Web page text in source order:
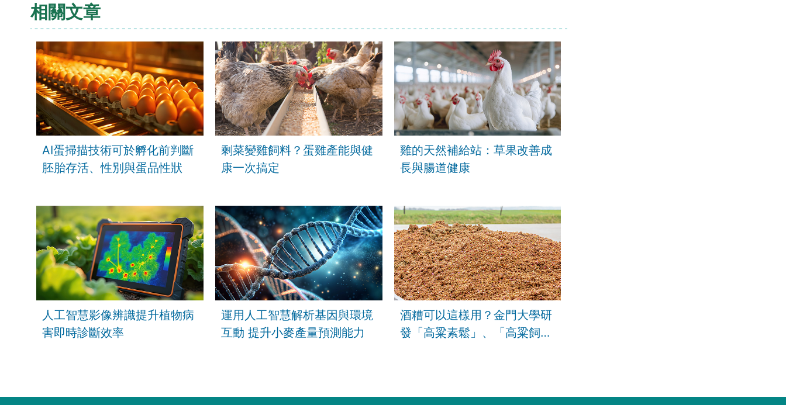
相關文章
AI蛋掃描技術可於孵化前判斷
胚胎存活、性別與蛋品性狀
剩菜變雞飼料？蛋雞產能與健
康一次搞定
雞的天然補給站：草果改善成
長與腸道健康
人工智慧影像辨識提升植物病
害即時診斷效率
運用人工智慧解析基因與環境
互動 提升小麥產量預測能力
酒糟可以這樣用？金門大學研
發「高粱素鬆」、「高粱飼